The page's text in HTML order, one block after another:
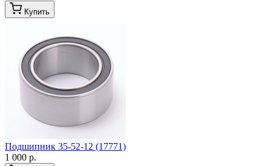
Купить
Подшипник 35-52-12 (17771)
1 000 р.